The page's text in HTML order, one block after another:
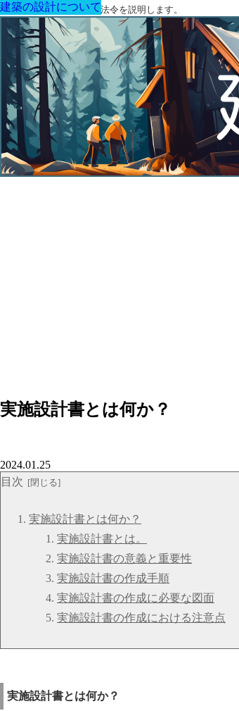
建築に関する用語と関連法令を説明します。
実施設計書とは何か？
建築の設計について
2024.01.25
目次
実施設計書とは何か？
実施設計書とは。
実施設計書の意義と重要性
実施設計書の作成手順
実施設計書の作成に必要な図面
実施設計書の作成における注意点
実施設計書とは何か？
建築の設計について
建築の設計について
建築の設計について
建築の設計について
建築の設計について
建築の設計について